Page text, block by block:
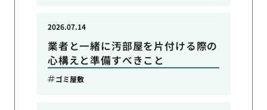
業者と一緒に汚部屋を片付ける際の
心構えと準備すべきこと
2026.07.14
ゴミ屋敷